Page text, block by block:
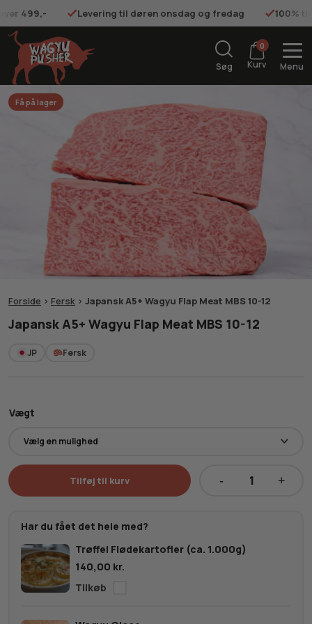
499,- Levering til døren onsdag og fredag 100%
Søg
0
Kurv Menu
Få på lager
Forside > Fersk > Japansk A5+ Wagyu Flap Meat MBS 10-12
Japansk A5+ Wagyu Flap Meat MBS 10-12
JP Fersk
Vægt
Har du fået det hele med?
Trøffel Flødekartofler (ca. 1.000g)
140,00 kr.
Meat
Tilføj til kurv